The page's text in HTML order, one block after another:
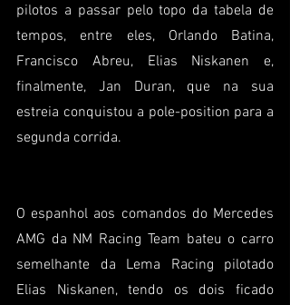
pilotos a passar pelo topo da tabela de
tempos, entre eles, Orlando Batina,
Francisco Abreu, Elias Niskanen e,
finalmente, Jan Duran, que na sua
estreia conquistou a pole-position para a
segunda corrida.
O espanhol aos comandos do Mercedes
AMG da NM Racing Team bateu o carro
semelhante da Lema Racing pilotado
Elias Niskanen, tendo os dois ficado